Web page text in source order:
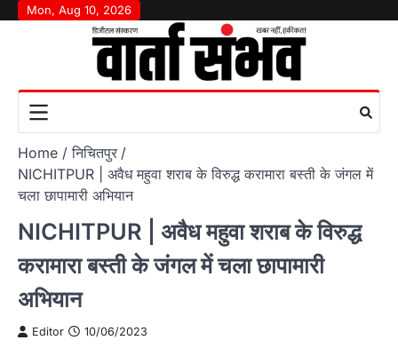
SkipMon, Aug 10, 2026
Home
निचितपुर
NICHITPUR | अवैध महुवा शराब के विरुद्ध करामारा बस्ती के जंगल में
चला छापामारी अभियान
NICHITPUR | अवैध महुवा शराब के विरुद्ध
करामारा बस्ती के जंगल में चला छापामारी
अभियान
Editor 10/06/2023